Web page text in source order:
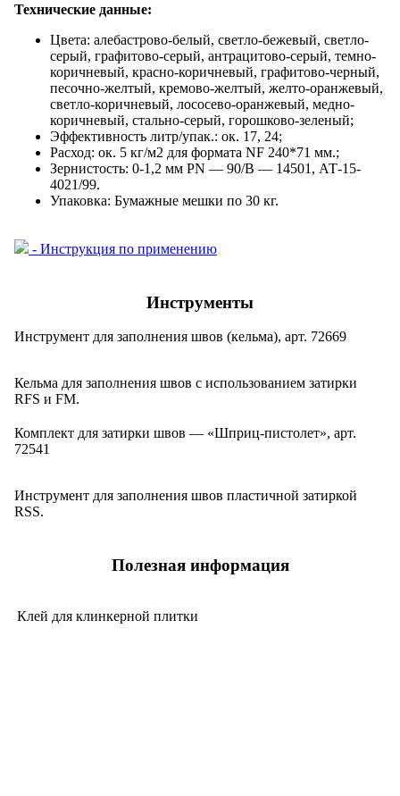
Технические данные:
Цвета: алебастрово-белый, светло-бежевый, светло-
серый, графитово-серый, антрацитово-серый, темно-
коричневый, красно-коричневый, графитово-черный,
песочно-желтый, кремово-желтый, желто-оранжевый,
светло-коричневый, лососево-оранжевый, медно-
коричневый, стально-серый, горошково-зеленый;
Эффективность литр/упак.: ок. 17, 24;
Расход: ок. 5 кг/м2 для формата NF 240*71 мм.;
Зернистость: 0-1,2 мм PN — 90/B — 14501, АТ-15-
4021/99.
Упаковка: Бумажные мешки по 30 кг.
- Инструкция по применению
Инструменты
Инструмент для заполнения швов (кельма), арт. 72669
Кельма для заполнения швов с использованием затирки
RFS и FM.
Комплект для затирки швов — «Шприц-пистолет», арт.
72541
Инструмент для заполнения швов пластичной затиркой
RSS.
Полезная информация
Клей для клинкерной плитки